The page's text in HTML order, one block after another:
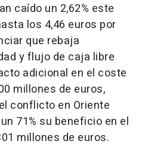
caído un 2,62% este
los 4,46 euros por
que rebaja
y flujo de caja libre
adicional en el coste
millones de euros,
conflicto en Oriente
71% su beneficio en el
millones de euros.